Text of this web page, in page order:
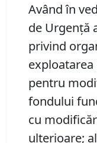
Având în
de Urgenţă
privind
pentru
fondului
cu
ulterioare;